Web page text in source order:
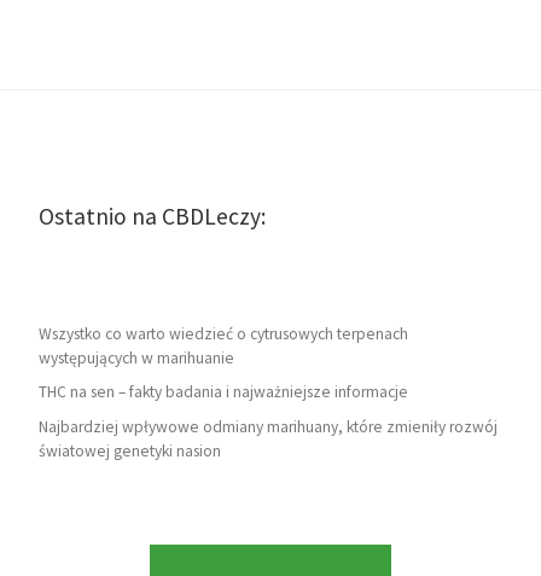
Ostatnio na CBDLeczy:
Wszystko co warto wiedzieć o cytrusowych terpenach
występujących w marihuanie
THC na sen – fakty badania i najważniejsze informacje
Najbardziej wpływowe odmiany marihuany, które zmieniły rozwój
światowej genetyki nasion